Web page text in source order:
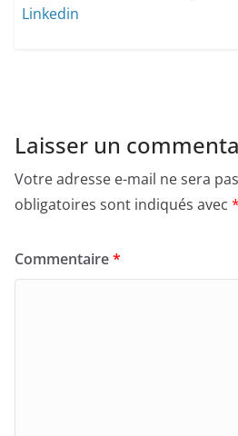
Linkedin
Laisser un
Votre adresse e-mail ne sera
obligatoires sont indiqués avec *
Commentaire*